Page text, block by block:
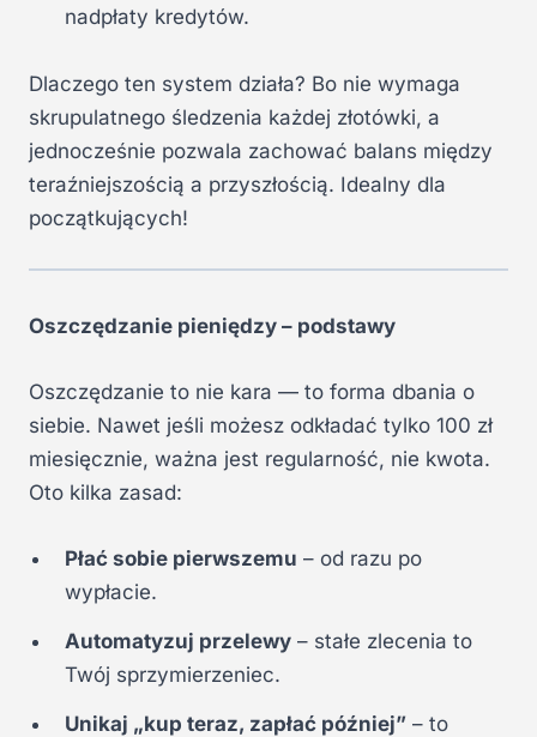
nadpłaty kredytów.
Dlaczego ten system działa? Bo nie wymaga
skrupulatnego śledzenia każdej złotówki, a
jednocześnie pozwala zachować balans między
teraźniejszością a przyszłością. Idealny dla
początkujących!
Oszczędzanie pieniędzy – podstawy
Oszczędzanie to nie kara — to forma dbania o
siebie. Nawet jeśli możesz odkładać tylko 100 zł
miesięcznie, ważna jest regularność, nie kwota.
Oto kilka zasad:
Płać sobie pierwszemu – od razu po
wypłacie.
Automatyzuj przelewy – stałe zlecenia to
Twój sprzymierzeniec.
Unikaj „kup teraz, zapłać później” – to